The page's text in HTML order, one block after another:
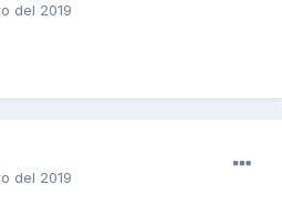
del 2019
del 2019